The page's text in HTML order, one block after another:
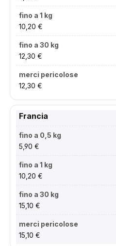
10,20 €
12,30 €
12,30 €
Francia
5,90 €
10,20 €
15,10 €
15,10 €